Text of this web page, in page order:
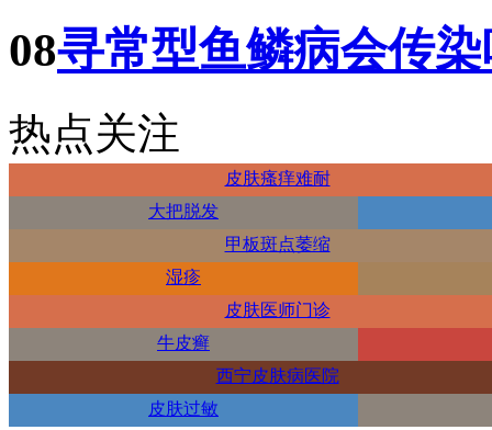
08寻常型鱼鳞病会传
热点关注
皮肤瘙痒难耐
大把脱发
甲板斑点萎缩
湿疹
皮肤医师门诊
牛皮癣
西宁皮肤病医院
皮肤过敏